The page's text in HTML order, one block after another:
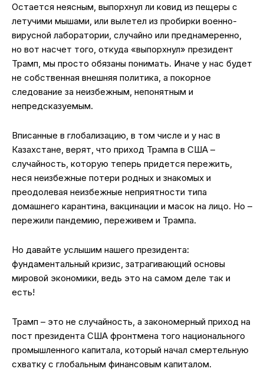
Остается неясным, выпорхнул ли ковид из пещеры с
летучими мышами, или вылетел из пробирки военно-
вирусной лаборатории, случайно или преднамеренно,
но вот насчет того, откуда «выпорхнул» президент
Трамп, мы просто обязаны понимать. Иначе у нас будет
не собственная внешняя политика, а покорное
следование за неизбежным, непонятным и
непредсказуемым.
Вписанные в глобализацию, в том числе и у нас в
Казахстане, верят, что приход Трампа в США –
случайность, которую теперь придется пережить,
неся неизбежные потери родных и знакомых и
преодолевая неизбежные неприятности типа
домашнего карантина, вакцинации и масок на лицо. Но –
пережили пандемию, переживем и Трампа.
Но давайте услышим нашего президента:
фундаментальный кризис, затрагивающий основы
мировой экономики, ведь это на самом деле так и
есть!
Трамп – это не случайность, а закономерный приход на
пост президента США фронтмена того национального
промышленного капитала, который начал смертельную
схватку с глобальным финансовым капиталом.